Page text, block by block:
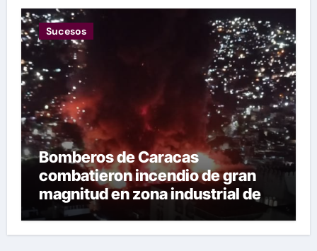
Sucesos
Bomberos de Caracas
combatieron incendio de gran
magnitud en zona industrial de El
Llanito